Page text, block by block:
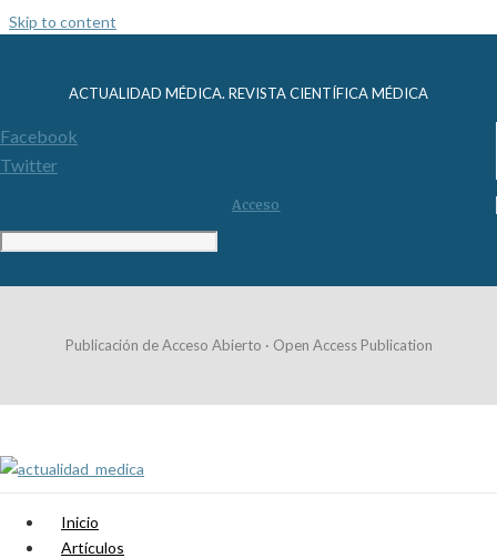
Skip to content
ACTUALIDAD MÉDICA. REVISTA CIENTÍFICA MÉDICA
Facebook
Twitter
Acceso
Publicación de Acceso Abierto · Open Access Publication
Inicio
Artículos